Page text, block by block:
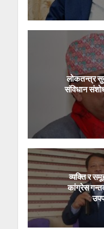
लोकतन्त्र
संविधान
व्यक्ति र
कांग्रेस